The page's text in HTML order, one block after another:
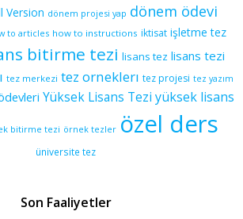
Version dönem projesi yap dönem ödevi
to articles how to instructions iktisat işletme tez
bitirme tezi lisans tez lisans tezi
tez merkezi tez orneklerı tez projesi tez yazım
Yüksek Lisans Tezi yüksek lisans
bitirme tezi örnek tezler özel ders
üniversite tez
Son Faaliyetler